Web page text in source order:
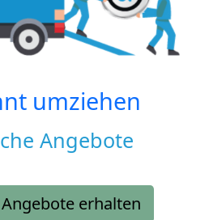
umziehen
Angebote
erhalten